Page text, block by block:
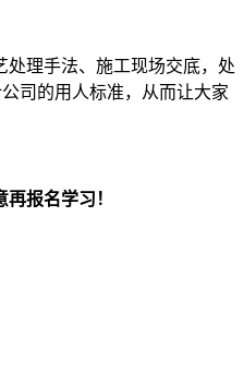
理手法、施工现场交底，处
司的用人标准，从而让大家
报名学习！